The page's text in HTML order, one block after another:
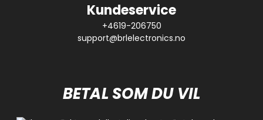
Kundeservice
+4619-206750
support@brlelectronics.no
BETAL SOM DU VIL